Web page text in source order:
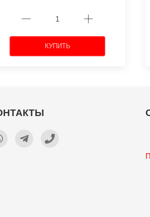
КУПИТЬ